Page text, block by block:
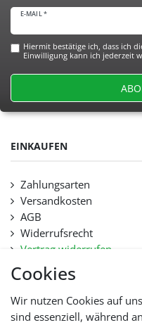
Cookies
Wir nutzen Cookies auf
sind essenziell, während
E-MAIL *
Hiermit bestätige ich, dass ich
Einwilligung kann ich jederzeit
EINKAUFEN
Zahlungsarten
Versandkosten
AGB
Widerrufsrecht
Vertrag widerrufen
Datenschutz
Hilfe
Lieferfristen und
Lieferbeschränkung